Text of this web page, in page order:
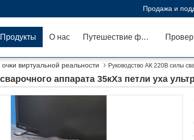
Продажа и
Продукты О нас Путешествие фабрики
очки виртуальной реальности
Руководство АК 220В силы
аппарата 35кХз петли уха